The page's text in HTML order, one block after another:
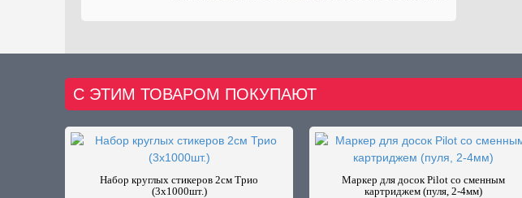
С ЭТИМ ТОВАРОМ ПОКУПАЮТ
Набор круглых стикеров 2см Трио
(3х1000шт.)
Маркер для досок Pilot со сменным
картриджем (пуля, 2-4мм)